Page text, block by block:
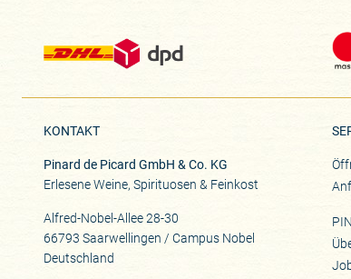
KONTAKT
Pinard de Picard GmbH & Co. KG
Erlesene Weine, Spirituosen & Feinkost
Alfred-Nobel-Allee 28-30
66793 Saarwellingen / Campus Nobel
Deutschland